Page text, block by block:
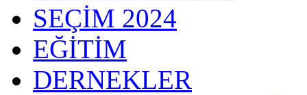
SEÇİM 2024
EĞİTİM
DERNEKLER